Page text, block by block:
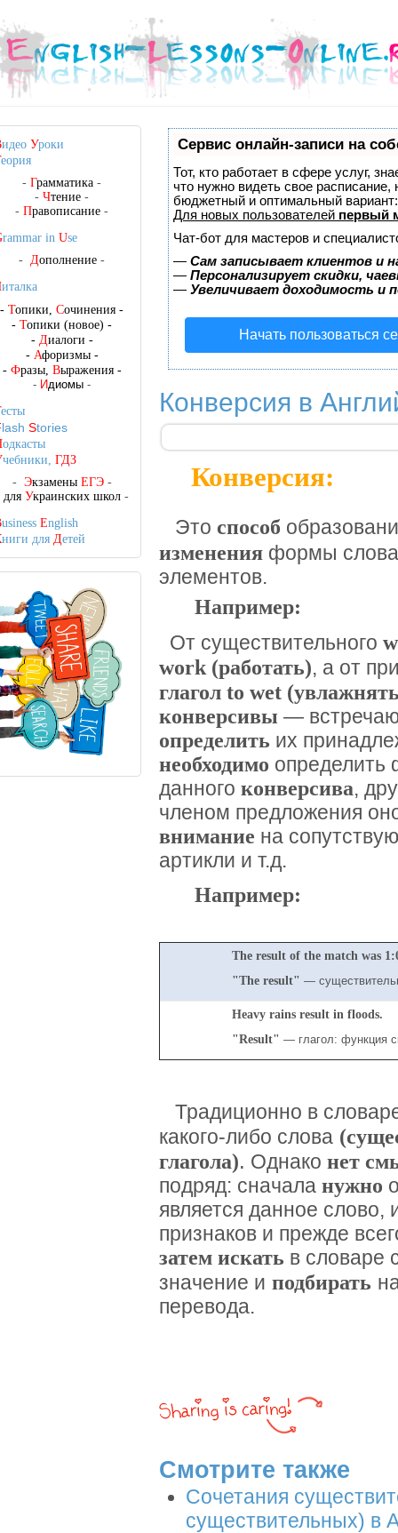
Сервис онлайн-записи на
Тот, кто работает в сфере услуг,
что нужно видеть свое
бюджетный и оптимальный
Для новых пользователей первый
Чат-бот для мастеров и
— Сам записывает клиентов и
— Персонализирует скидки,
— Увеличивает доходимость и
Начать пользоваться
Конверсия в
Конверсия:
Это способ
изменения формы
элементов.
Например:
От существительного
work (работать), а от
глагол to wet
конверсивы —
определить их
необходимо определить
данного конверсива,
членом предложения
внимание на
артикли и т.д.
Например:
The result of the match was
"The result" —
Heavy rains result in floods.
"Result" — глагол: функция
Традиционно в
какого-либо слова
глагола). Однако нет
подряд: сначала нужно
является данное слово,
признаков и прежде
затем искать в словаре
значение и подбирать
перевода.
Смотрите также
Сочетания
существительных) в
идео Уроки
еория
- Грамматика -
- Чтение -
- Правописание -
rammar in Use
- Дополнение -
италка
- Топики, Сочинения -
- Топики (новое) -
- Диалоги -
- Афоризмы-
- Фразы, Выражения-
- Идиомы -
есты
lash Stories
одкасты
чебники, ГДЗ
- Экзамены ЕГЭ-
для Украинских школ-
usiness English
ниги для Детей